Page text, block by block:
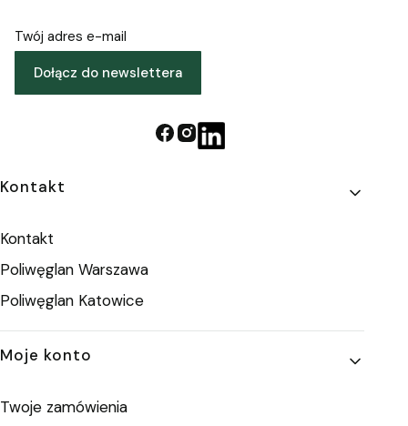
Twój adres e-mail
Dołącz do newslettera
Linki w stopce
Kontakt
Kontakt
Poliwęglan Warszawa
Poliwęglan Katowice
Moje konto
Twoje zamówienia